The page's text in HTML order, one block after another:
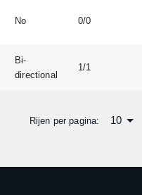
No 0/0
Bi-
directional
1/1
Rijen per pagina: 10